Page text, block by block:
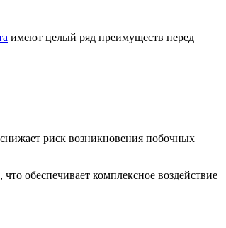
имеют целый ряд преимуществ перед
риск возникновения побочных
обеспечивает комплексное воздействие